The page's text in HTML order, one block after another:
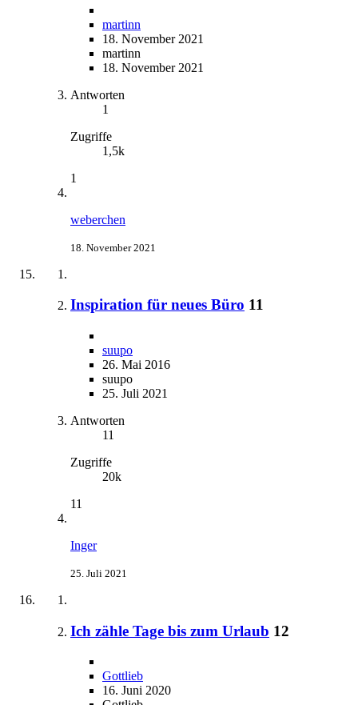
martinn
18. November 2021
martinn
18. November 2021
Antworten
1
Zugriffe
1,5k
1
weberchen
18. November 2021
Inspiration für neues Büro 11
suupo
26. Mai 2016
suupo
25. Juli 2021
Antworten
11
Zugriffe
20k
11
Inger
25. Juli 2021
Ich zähle Tage bis zum Urlaub 12
Gottlieb
16. Juni 2020